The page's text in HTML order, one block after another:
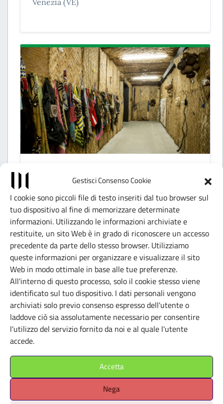
Gestisci Consenso Cookie
I cookie sono piccoli file di testo inseriti dal tuo browser sul
tuo dispositivo al fine di memorizzare determinate
informazioni. Utilizzando le informazioni archiviate e
restituite, un sito Web è in grado di riconoscere un accesso
precedente da parte dello stesso browser. Utilizziamo
queste informazioni per organizzare e visualizzare il sito
Web in modo ottimale in base alle tue preferenze.
All'interno di questo processo, solo il cookie stesso viene
identificato sul tuo dispositivo. I dati personali vengono
archiviati solo previo consenso espresso dell'utente o
laddove ciò sia assolutamente necessario per consentire
l'utilizzo del servizio fornito da noi e al quale l'utente
accede.
Accetta
Nega
FM Centro per l’arte
contemporanea
Milano (MI)